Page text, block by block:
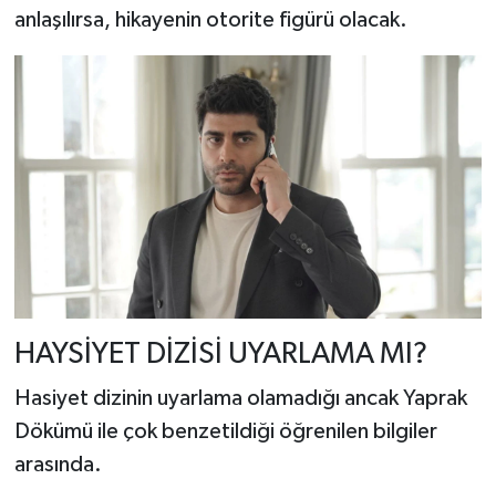
anlaşılırsa, hikayenin otorite figürü olacak.
HAYSİYET DİZİSİ UYARLAMA MI?
Hasiyet dizinin uyarlama olamadığı ancak Yaprak
Dökümü ile çok benzetildiği öğrenilen bilgiler
arasında.